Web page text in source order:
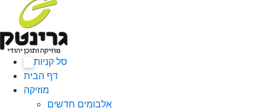
סל קניות
דף הבית
מוזיקה
אלבומים חדשים